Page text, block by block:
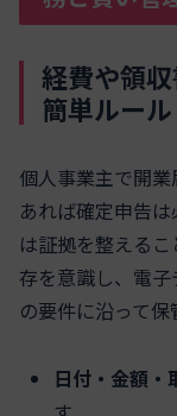
経費や領
簡単ルール
個人事業主で開
あれば確定申告
は証拠を整える
存を意識し、電
の要件に沿って保
日付・金額・